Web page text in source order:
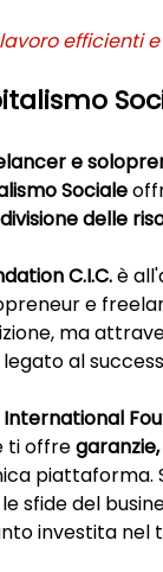
efficienti
e
Sociale
delle
C.I.C. è
e
ma
al
International
ti offre
sfide del
investita nel